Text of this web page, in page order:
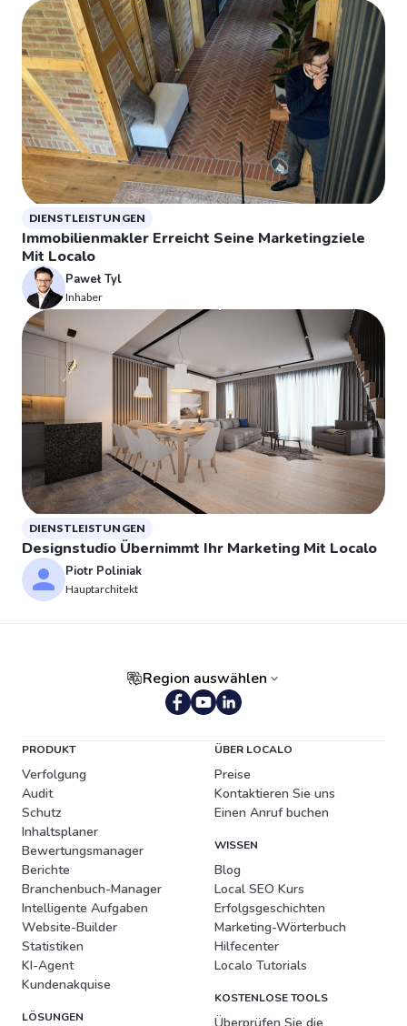
DIENSTLEISTUNGEN
Immobilienmakler Erreicht Seine Marketingziele
Mit Localo
Paweł Tyl
Inhaber
DIENSTLEISTUNGEN
Designstudio Übernimmt Ihr Marketing Mit Localo
Piotr Poliniak
Hauptarchitekt
Region auswählen
PRODUKT
Verfolgung
Audit
Schutz
Inhaltsplaner
Bewertungsmanager
Berichte
Branchenbuch-Manager
Intelligente Aufgaben
Website-Builder
Statistiken
KI-Agent
Kundenakquise
LÖSUNGEN
ÜBER LOCALO
Preise
Kontaktieren Sie uns
Einen Anruf buchen
WISSEN
Blog
Local SEO Kurs
Erfolgsgeschichten
Marketing-Wörterbuch
Hilfecenter
Localo Tutorials
KOSTENLOSE TOOLS